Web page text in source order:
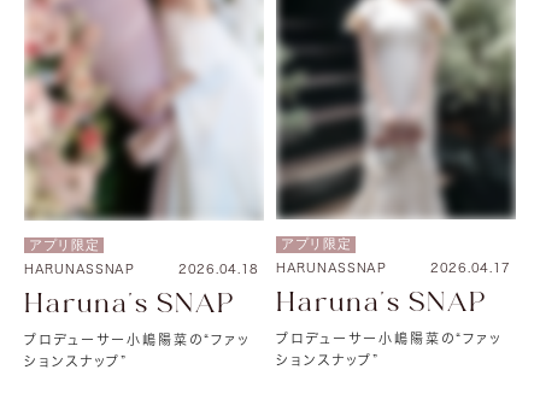
アプリ限定
HARUNASSNAP 2026.04.18
Haruna's SNAP
プロデューサー小嶋陽菜の“ファッ
ションスナップ”
アプリ限定
HARUNASSNAP 2026.04.17
Haruna's SNAP
プロデューサー小嶋陽菜の“ファッ
ションスナップ”